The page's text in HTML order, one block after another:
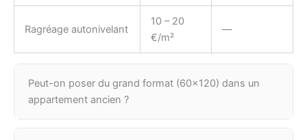
Ragréage autonivelant
10 – 20
€/m²
—
Peut-on poser du grand format (60×120) dans un
appartement ancien ?